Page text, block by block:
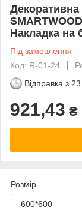
Декоративна
Накладка на
Під замовлення
Код: R-01-24
Відправка з
921,43 ₴
Розмір
600*600